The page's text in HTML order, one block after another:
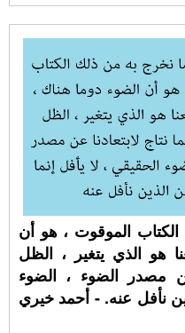
الموقوت ، هو أن
هو الذي يتغير ، الظل
عن مصدر الضوء ، الضوء
نأفل عنه. - أحمد خيري